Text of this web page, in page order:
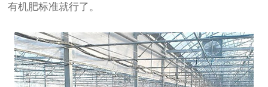
有机肥标准就行了。